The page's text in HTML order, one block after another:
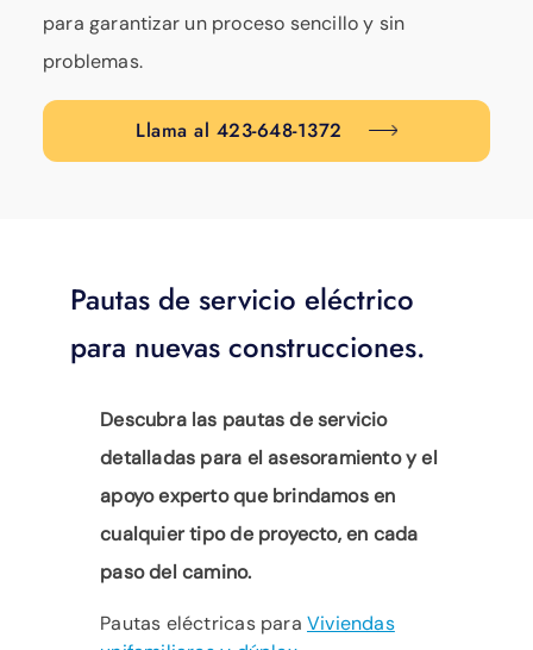
para garantizar un proceso sencillo y sin
problemas.
Llama al 423-648-1372
Pautas de servicio eléctrico
para nuevas construcciones.
Descubra las pautas de servicio
detalladas para el asesoramiento y el
apoyo experto que brindamos en
cualquier tipo de proyecto, en cada
paso del camino.
Pautas eléctricas para Viviendas